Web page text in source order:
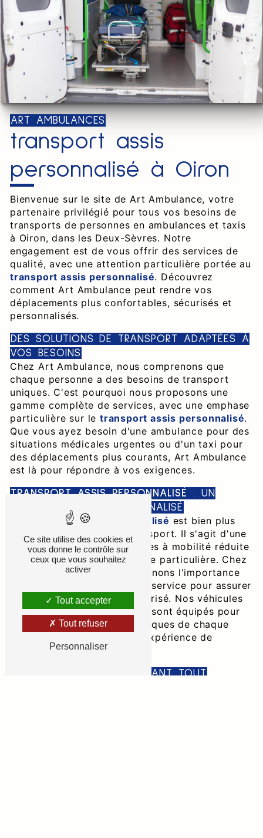
ART AMBULANCES
transport assis
personnalisé à Oiron
Bienvenue sur le site de Art Ambulance, votre
partenaire privilégié pour tous vos besoins de
transports de personnes en ambulances et taxis
à Oiron, dans les Deux-Sèvres. Notre
engagement est de vous offrir des services de
qualité, avec une attention particulière portée au
transport assis personnalisé. Découvrez
comment Art Ambulance peut rendre vos
déplacements plus confortables, sécurisés et
personnalisés.
DES SOLUTIONS DE TRANSPORT ADAPTÉES À
VOS BESOINS
Chez Art Ambulance, nous comprenons que
chaque personne a des besoins de transport
uniques. C'est pourquoi nous proposons une
gamme complète de services, avec une emphase
particulière sur letransport assis personnalisé.
Que vous ayez besoin d'une ambulance pour des
situations médicales urgentes ou d'un taxi pour
des déplacements plus courants, Art Ambulance
est là pour répondre à vos exigences.
TRANSPORT ASSIS PERSONNALISÉ : UN
SERVICE DÉDIÉ ET PERSONNALISÉ
transport assis personnalisé est bien plus
qu'un simple service de transport. Il s'agit d'une
solution dédiée aux personnes à mobilité réduite
ou nécessitant une assistance particulière. Chez
Art Ambulance, nous comprenons l'importance
de la personnalisation de ce service pour assurer
un trajet confortable et sécurisé. Nos véhicules
transport assis personnalisé sont équipés pour
répondre aux besoins spécifiques de chaque
passager, offrant ainsi une expérience de
transport unique.
CONFORT ET SÉCURITÉ AVANT TOUT
Ce site utilise des cookies et
vous donne le contrôle sur
ceux que vous souhaitez
activer
Tout accepter
Tout refuser
Personnaliser